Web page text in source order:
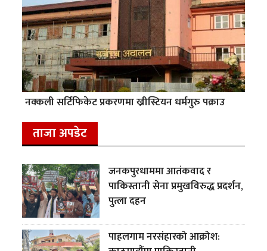
नक्कली सर्टिफिकेट प्रकरणमा ख्रीस्टियन धर्मगुरु पक्राउ
ताजा अपडेट
जनकपुरधाममा आतंकवाद र
पाकिस्तानी सेना प्रमुखविरुद्ध प्रदर्शन,
पुत्ला दहन
पाहलगाम नरसंहारको आक्रोश: